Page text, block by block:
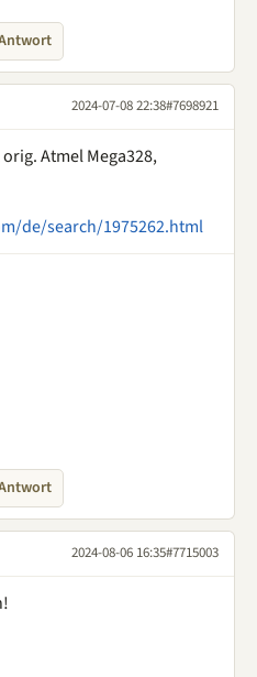
2024-07-08 22:38#7698921
Atmel Mega328,
de/search/1975262.html
2024-08-06 16:35#7715003